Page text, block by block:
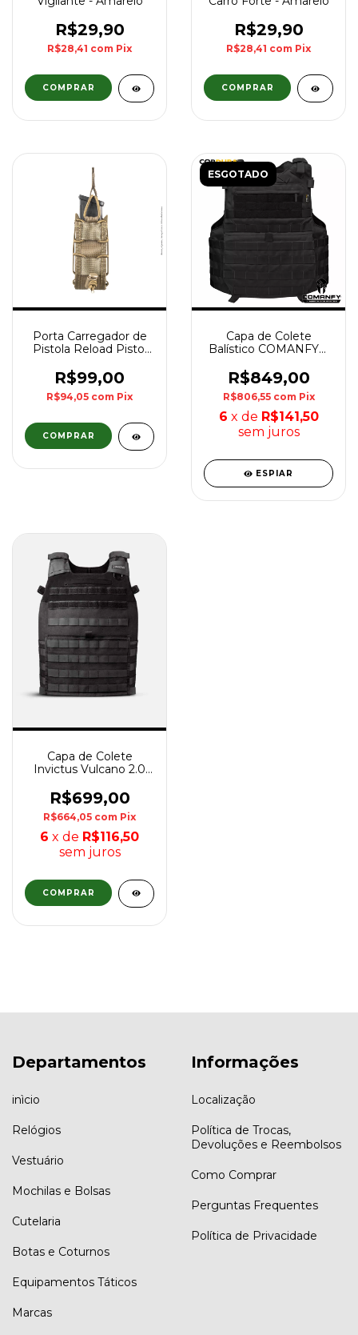
R$29,90
R$28,41 com Pix
R$29,90
R$28,41 com Pix
Porta Carregador de
Pistola Reload Pistol
R$99,00
R$94,05 com Pix
ESGOTADO
Capa de Colete
Balístico COMANFY®
Preta
R$849,00
R$806,55 com Pix
6 x de R$141,50
sem juros
ESPIAR
Capa de Colete
Invictus Vulcano 2.0
R$699,00
R$664,05 com Pix
6 x de R$116,50
sem juros
COMPRAR
Departamentos
inìcio
Relógios
Vestuário
Mochilas e Bolsas
Cutelaria
Botas e Coturnos
Equipamentos Táticos
Marcas
Informações
Localização
Política de Trocas,
Devoluções e Reembolsos
Como Comprar
Perguntas Frequentes
Política de Privacidade